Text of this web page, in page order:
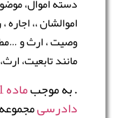
اموالشان ،،
وصیت ، ارث و
مانند تابعیت،
. به موجب
دادرسیمجموعه